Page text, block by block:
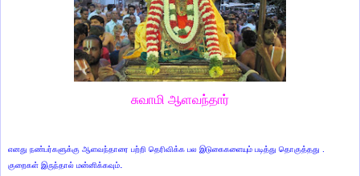
சுவாமி ஆளவந்தார்
எனது நண்பர்களுக்கு ஆளவந்தாரை பற்றி தெரிவிக்க பல இடுகைகளையும் படித்து தொகுத்தது .
குறைகள் இருந்தால் மன்னிக்கவும்